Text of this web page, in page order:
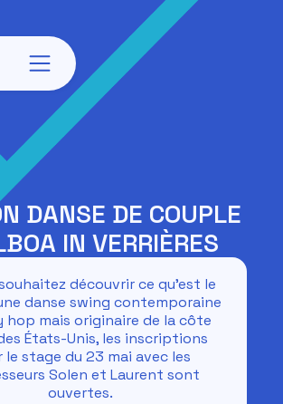
DANSE DE COUPLE
IN VERRIÈRES
découvrir ce qu'est le
danse swing contemporaine
hop mais originaire de la côte
États-Unis, les inscriptions
le stage du 23 mai avec les
Solen et Laurent sont
ouvertes.